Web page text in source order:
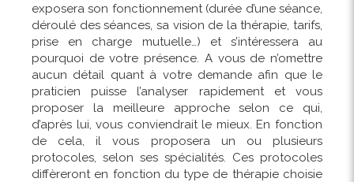
exposera son fonctionnement (durée d’une séance,
déroulé des séances, sa vision de la thérapie, tarifs,
prise en charge mutuelle…) et s’intéressera au
pourquoi de votre présence. A vous de n’omettre
aucun détail quant à votre demande afin que le
praticien puisse l’analyser rapidement et vous
proposer la meilleure approche selon ce qui,
d’après lui, vous conviendrait le mieux. En fonction
de cela, il vous proposera un ou plusieurs
protocoles, selon ses spécialités. Ces protocoles
diffèreront en fonction du type de thérapie choisie